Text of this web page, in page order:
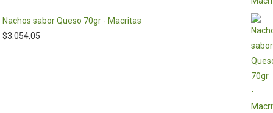
Nachos sabor Queso 70gr - Macritas
$3.054,05